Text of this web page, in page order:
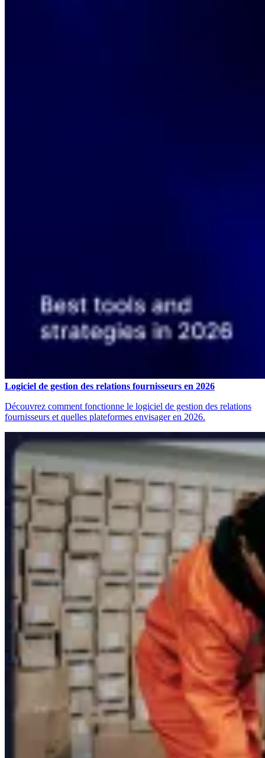
Logiciel de gestion des relations fournisseurs en 2026
Découvrez comment fonctionne le logiciel de gestion des relations
fournisseurs et quelles plateformes envisager en 2026.